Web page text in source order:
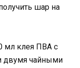
шар на
мл клея ПВА с
двумя чайными